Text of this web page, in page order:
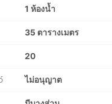
1 ห้องน้ำ
35 ตารางเมตร
20
ไม่อนุญาต